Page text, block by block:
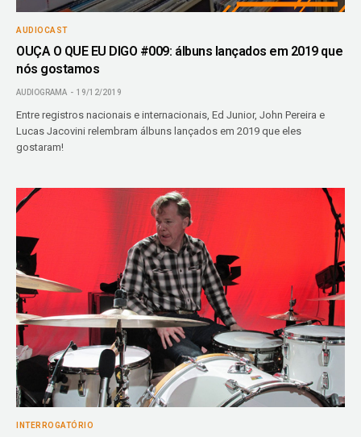
AUDIOCAST
OUÇA O QUE EU DIGO #009: álbuns lançados em 2019 que
nós gostamos
AUDIOGRAMA 19/12/2019
Entre registros nacionais e internacionais, Ed Junior, John Pereira e
Lucas Jacovini relembram álbuns lançados em 2019 que eles
gostaram!
INTERROGATÓRIO